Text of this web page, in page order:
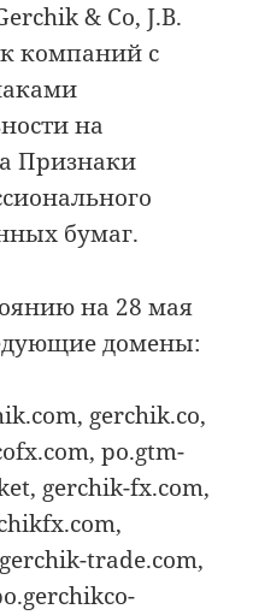
& Co, J.B.
компаний с
на
Признаки
бумаг.
на 28 мая
домены:
gerchik.co,
po.gtm-
gerchik-fx.com,
trade.com,